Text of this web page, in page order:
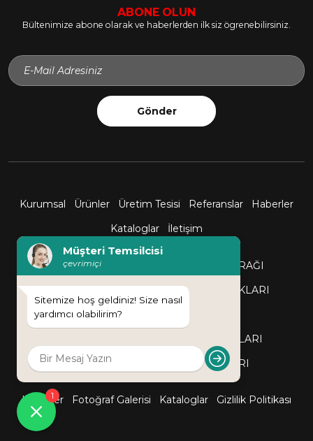
ABONE OLUN
Bültenimize abone olarak ve haberlerden ilk siz ögrenebilirsiniz.
Gönder
Kurumsal Ürünler Üretim Tesisi Referanslar
Haberler
Kataloglar
İletişim
SÜSLEME BAYRAKLARI
T MASA BAYRAĞI
LİDER POSTERİ
KAREOGRAFİ BAYRAKLARI
RESMİ KURUM BAYRAKLARI
GEMİ-TEKNE-YAT BAYRAK VE FLAMALARI
TATİL SİTESİ BAYRAK VE FLAMALARI
Haberler Fotoğraf Galerisi Kataloglar Gizlilik Politikası
1
Müşteri Temsilcisi
çevrimiçi
Sitemize hoş geldiniz! Size nasıl
yardımcı olabilirim?